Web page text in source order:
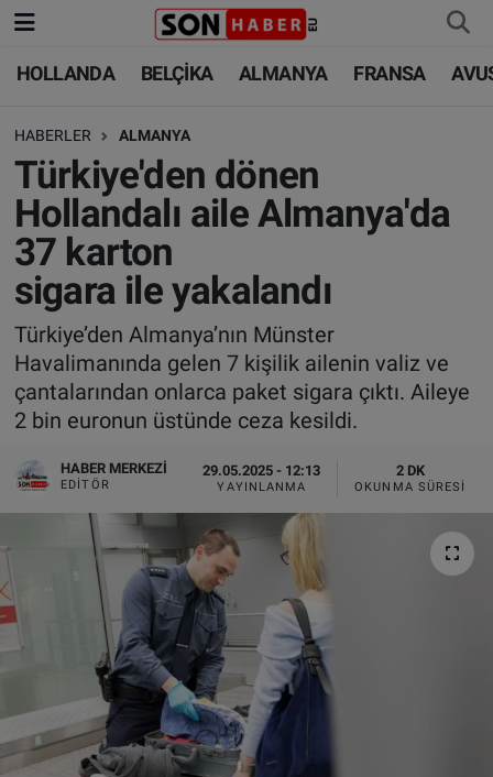
HOLLANDA BELÇİKA ALMANYA FRANSA
HABERLER ALMANYA
Türkiye'den dönen
Hollandalı aile Almanya'da
37 karton
sigara ile yakalandı
Türkiye’den Almanya’nın Münster
Havalimanında gelen 7 kişilik ailenin valiz ve
çantalarından onlarca paket sigara çıktı. Aileye
2 bin euronun üstünde ceza kesildi.
HABER MERKEZI
EDITÖR
29.05.2025 - 12:13
YAYINLANMA
2 DK
OKUNMA SÜRESI
HOLLANDA
BELÇİKA
ALMANYA
FRANSA
AVUSTURYA
SAĞLIK - YAŞAM
BİLİM-TEKNOLOJİ
HOLLANDA
BELÇİKA
ALMANYA
TÜRKİYE
DÜNYA
BİLİM-TEKNOLOJİ
SAĞLIK
FOTO GALERİ
VIDEO GALERİ
ALGEMENE VOORWAARDEN
CONTACT
Çerez Politikası
Nöbetçi Eczaneler
Hava Durumu
Trafik Durumu
Süper Lig Puan Durumu ve Fikstür
Tüm Manşetler
Son Dakika Haberleri
Haber Arşivi